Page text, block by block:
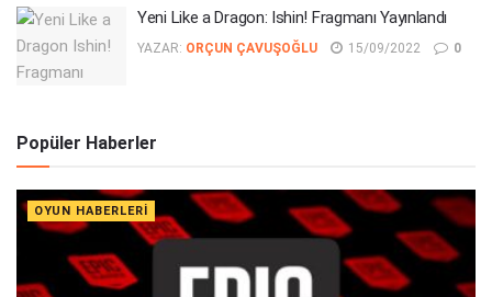
Yeni Like a Dragon: Ishin! Fragmanı Yayınlandı
YAZAR: ORÇUN ÇAVUŞOĞLU 15/09/2022 0
Popüler Haberler
OYUN HABERLERI